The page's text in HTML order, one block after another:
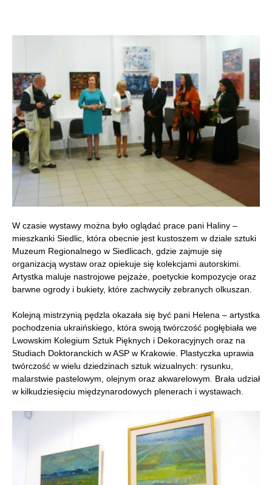
W czasie wystawy można było oglądać prace pani Haliny –
mieszkanki Siedlic, która obecnie jest kustoszem w dziale sztuki
Muzeum Regionalnego w Siedlicach, gdzie zajmuje się
organizacją wystaw oraz opiekuje się kolekcjami autorskimi.
Artystka maluje nastrojowe pejzaże, poetyckie kompozycje oraz
barwne ogrody i bukiety, które zachwyciły zebranych olkuszan.
Kolejną mistrzynią pędzla okazała się być pani Helena – artystka
pochodzenia ukraińskiego, która swoją twórczość pogłębiała we
Lwowskim Kolegium Sztuk Pięknych i Dekoracyjnych oraz na
Studiach Doktoranckich w ASP w Krakowie. Plastyczka uprawia
twórczość w wielu dziedzinach sztuk wizualnych: rysunku,
malarstwie pastelowym, olejnym oraz akwarelowym. Brała udział
w kilkudziesięciu międzynarodowych plenerach i wystawach.